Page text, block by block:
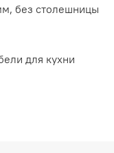
без столешницы
для кухни